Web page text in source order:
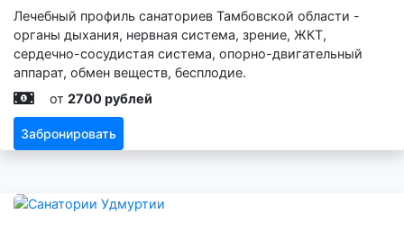
Лечебный профиль санаториев Тамбовской области -
органы дыхания, нервная система, зрение, ЖКТ,
сердечно-сосудистая система, опорно-двигательный
аппарат, обмен веществ, бесплодие.
от 2700 рублей
Забронировать